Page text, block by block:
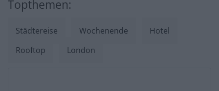
Topthemen:
Städtereise Wochenende
Hotel
Rooftop
London